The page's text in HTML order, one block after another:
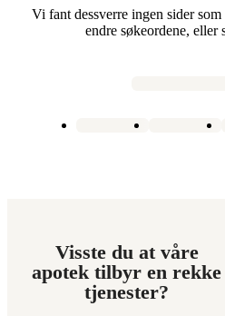
Vi fant dessverre ingen sider
endre søkeordene, eller
Visste du at våre
apotek tilbyr en rekke
tjenester?